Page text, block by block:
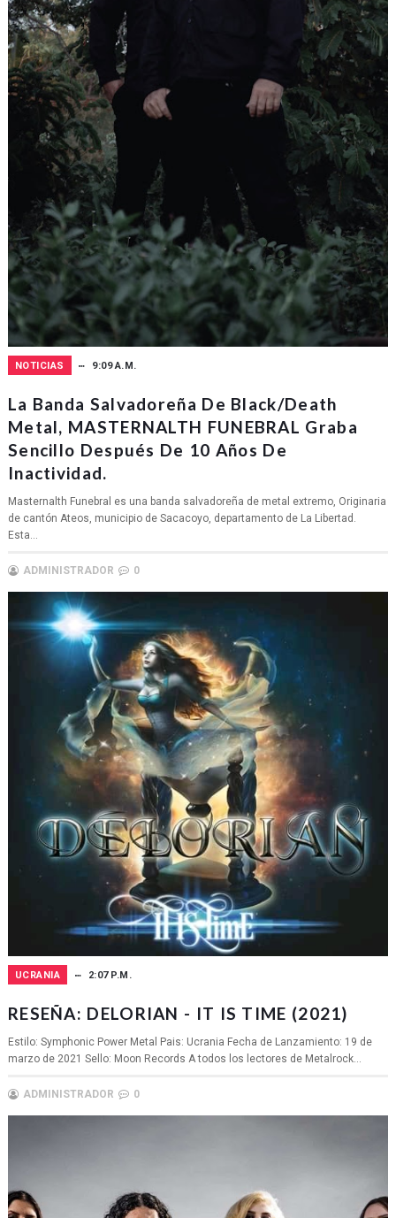
NOTICIAS 9:09 A.M.
La Banda Salvadoreña De Black/Death
Metal, MASTERNALTH FUNEBRAL Graba
Sencillo Después De 10 Años De
Inactividad.
Masternalth Funebral es una banda salvadoreña de metal extremo, Originaria
de cantón Ateos, municipio de Sacacoyo, departamento de La Libertad.
Esta...
ADMINISTRADOR 0
UCRANIA 2:07 P.M.
RESEÑA: DELORIAN - IT IS TIME (2021)
Estilo: Symphonic Power Metal Pais: Ucrania Fecha de Lanzamiento: 19 de
marzo de 2021 Sello: Moon Records A todos los lectores de Metalrock...
ADMINISTRADOR 0